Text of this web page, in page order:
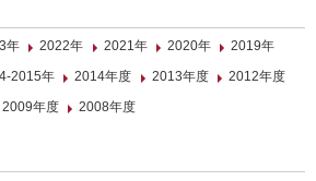
年 2022年 2021年 2020年
2019年
2015年 2014年度 2013年度
2012年度
2009年度 2008年度